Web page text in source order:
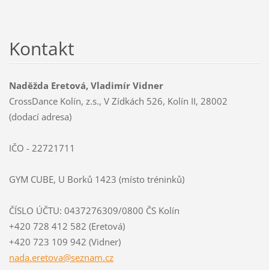
Kontakt
Naděžda Eretová, Vladimír Vidner
CrossDance Kolín, z.s., V Zídkách 526, Kolín II, 28002
(dodací adresa)
IČO - 22721711
GYM CUBE, U Borků 1423 (místo tréninků)
ČÍSLO ÚČTU: 0437276309/0800 ČS Kolín
+420 728 412 582 (Eretová)
+420 723 109 942 (Vidner)
nada.eretova@seznam.cz